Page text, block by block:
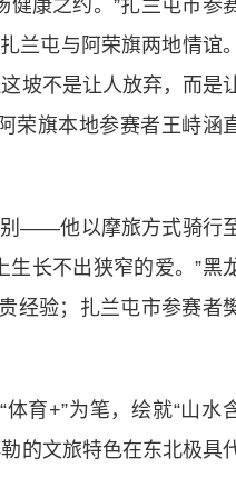
健康之约。”扎兰屯市参
兰屯与阿荣旗两地情谊。
坡不是让人放弃，而是
荣旗本地参赛者王峙涵
——他以摩旅方式骑行
生长不出狭窄的爱。”黑
经验；扎兰屯市参赛者
育+”为笔，绘就“山水
的文旅特色在东北极具